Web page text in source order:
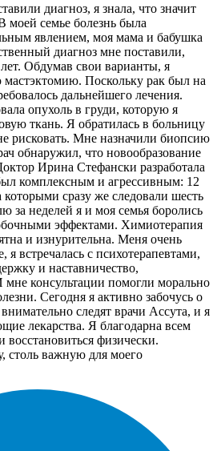
диагноз, я знала, что значит
моей семье болезнь была
явлением, моя мама и бабушка
диагноз мне поставили,
Обдумав свои варианты, я
Поскольку рак был на
дальнейшего лечения.
опухоль в груди, которую я
ткань. Я обратилась в больницу
рисковать. Мне назначили биопсию
обнаружил, что новообразование
Ирина Стефански разработала
комплексным и агрессивным: 12
сразу же следовали шесть
за неделей я и моя семья боролись
эффектами. Химиотерапия
и изнурительна. Меня очень
встречалась с психотерапевтами,
и наставничество,
консультации помогли морально
Сегодня я активно забочусь о
следят врачи Ассута, и я
лекарства. Я благодарна всем
восстановиться физически.
столь важную для моего